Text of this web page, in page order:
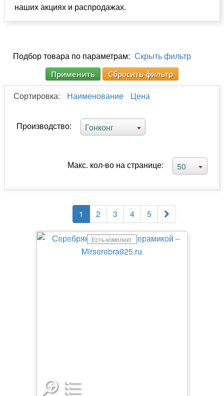
наших акциях и распродажах.
Подбор товара по параметрам: Скрыть фильтр
Применить Сбросить фильтр
Сортировка: Наименование Цена
Производство: Гонконг
Макс. кол-во на странице: 50
1 2 3 4 5
Есть комплект